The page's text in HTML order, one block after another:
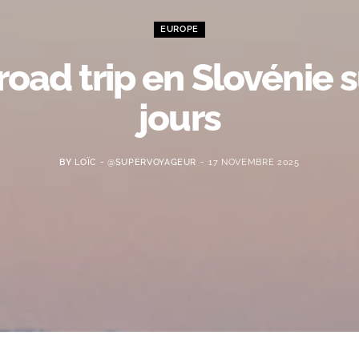
EUROPE
trip en Slovénie
jours
BY LOÏC - @SUPERVOYAGEUR 17 NOVEMBRE 2025